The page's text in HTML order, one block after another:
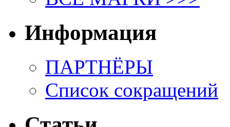
Информация
ПАРТНЁРЫ
Список сокращений